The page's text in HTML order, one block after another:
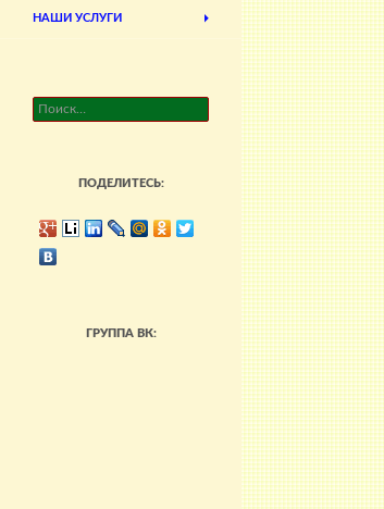
НАШИ УСЛУГИ
Найти:
ПОДЕЛИТЕСЬ:
ГРУППА ВК: